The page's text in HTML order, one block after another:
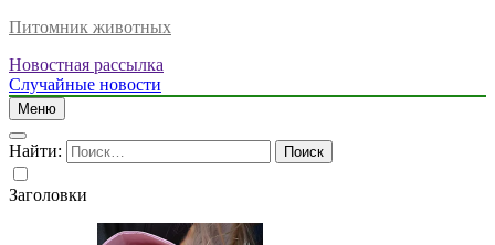
Питомник животных
Новостная рассылка
Случайные новости
Меню
Найти:
Заголовки